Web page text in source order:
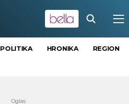
POLITIKA HRONIKA REGION